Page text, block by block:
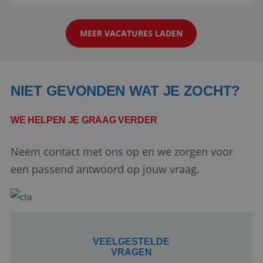
klanten te overtuigen om die droomreis te
boeken! ...
MEER VACATURES LADEN
NIET GEVONDEN WAT JE ZOCHT?
WE HELPEN JE GRAAG VERDER
Neem contact met ons op en we zorgen voor
een passend antwoord op jouw vraag.
VEELGESTELDE
VRAGEN
Google Privacy Policy